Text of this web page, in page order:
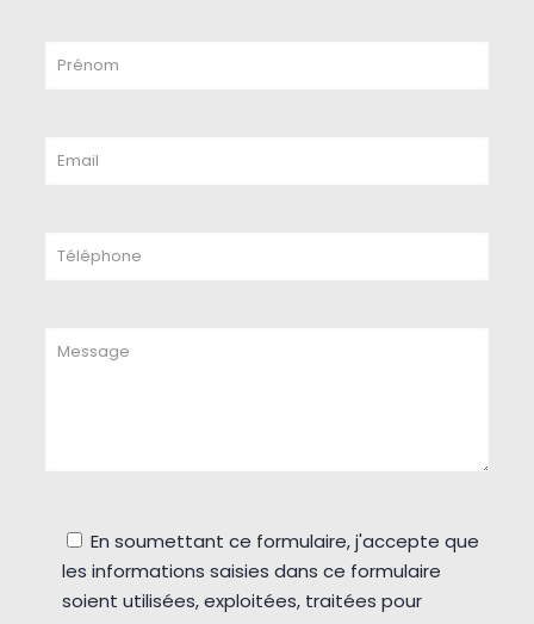
En soumettant ce formulaire, j'accepte que
les informations saisies dans ce formulaire
soient utilisées, exploitées, traitées pour